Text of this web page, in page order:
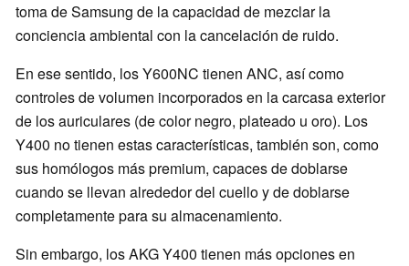
toma de Samsung de la capacidad de mezclar la
conciencia ambiental con la cancelación de ruido.
En ese sentido, los Y600NC tienen ANC, así como
controles de volumen incorporados en la carcasa exterior
de los auriculares (de color negro, plateado u oro). Los
Y400 no tienen estas características, también son, como
sus homólogos más premium, capaces de doblarse
cuando se llevan alrededor del cuello y de doblarse
completamente para su almacenamiento.
Sin embargo, los AKG Y400 tienen más opciones en